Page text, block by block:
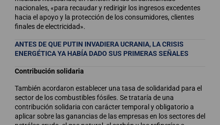
nacionales, «para recaudar y redirigir los ingresos excedentes
hacia el apoyo y la protección de los consumidores, clientes
finales de electricidad».
ANTES DE QUE PUTIN INVADIERA UCRANIA, LA CRISIS
ENERGÉTICA YA HABÍA DADO SUS PRIMERAS SEÑALES
Contribución solidaria
También acordaron establecer una tasa de solidaridad para el
sector de los combustibles fósiles. Se trataría de una
contribución solidaria con carácter temporal y obligatorio a
aplicar sobre las ganancias de las empresas en los sectores del